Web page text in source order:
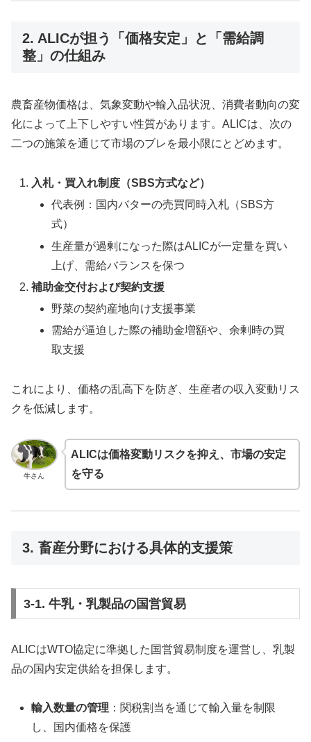
2. ALICが担う「価格安定」と「需給調
整」の仕組み
農畜産物価格は、気象変動や輸入品状況、消費者動向の変
化によって上下しやすい性質があります。ALICは、次の
二つの施策を通じて市場のブレを最小限にとどめます。
入札・買入れ制度（SBS方式など）
代表例：国内バターの売買同時入札（SBS方
式）
生産量が過剰になった際はALICが一定量を買い
上げ、需給バランスを保つ
補助金交付および契約支援
野菜の契約産地向け支援事業
需給が逼迫した際の補助金増額や、余剰時の買
取支援
これにより、価格の乱高下を防ぎ、生産者の収入変動リス
クを低減します。
牛さん
ALICは価格変動リスクを抑え、市場の安定
を守る
3. 畜産分野における具体的支援策
3-1. 牛乳・乳製品の国営貿易
ALICはWTO協定に準拠した国営貿易制度を運営し、乳製
品の国内安定供給を担保します。
輸入数量の管理 ：関税割当を通じて輸入量を制限
し、国内価格を保護